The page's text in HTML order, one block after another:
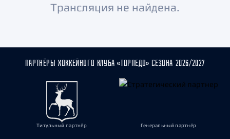
Трансляция не найдена.
ПАРТНЁРЫ ХОККЕЙНОГО КЛУБА «ТОРПЕДО» СЕЗОНА 2026/2027
Титульный партнёр Генеральный партнёр